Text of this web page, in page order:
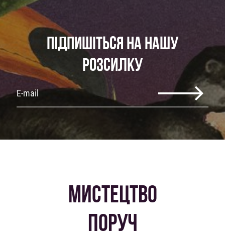
ПІДПИШІТЬСЯ НА НАШУ
РОЗСИЛКУ
МИСТЕЦТВО
ПОРУЧ